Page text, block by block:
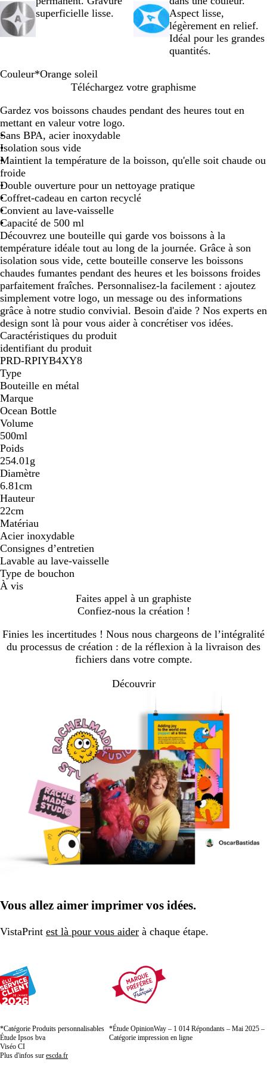
superficielle lisse.
Aspect lisse,
légèrement en relief.
Idéal pour les grandes
quantités.
Couleur*Orange soleil
i
r
e
u
o
c
é
a
n
a
n
g
e
s
o
l
e
i
l
è
s
r
t
b
o
u
t
e
i
l
l
e
i
s
r
o
c
h
e
e
u
c
i
e
l
Téléchargez votre graphisme
Gardez vos boissons chaudes pendant des heures tout en
mettant en valeur votre logo.
Sans BPA, acier inoxydable
Isolation sous vide
Maintient la température de la boisson, qu'elle soit chaude ou
froide
Double ouverture pour un nettoyage pratique
Coffret-cadeau en carton recyclé
Convient au lave-vaisselle
Capacité de 500 ml
Découvrez une bouteille qui garde vos boissons à la
température idéale tout au long de la journée. Grâce à son
isolation sous vide, cette bouteille conserve les boissons
chaudes fumantes pendant des heures et les boissons froides
parfaitement fraîches. Personnalisez-la facilement : ajoutez
simplement votre logo, un message ou des informations
grâce à notre studio convivial. Besoin d'aide ? Nos experts en
design sont là pour vous aider à concrétiser vos idées.
Caractéristiques du produit
identifiant du produit
PRD-RPIYB4XY8
Type
Bouteille en métal
Marque
Ocean Bottle
Volume
500ml
Poids
254.01g
Diamètre
6.81cm
Hauteur
22cm
Matériau
Acier inoxydable
Consignes d’entretien
Lavable au lave-vaisselle
Type de bouchon
À vis
Faites appel à un graphiste
Confiez-nous la création !
Finies les incertitudes ! Nous nous chargeons de l’intégralité
du processus de création : de la réflexion à la livraison des
fichiers dans votre compte.
Découvrir
Vous allez aimer imprimer vos idées.
VistaPrint est là pour vous aider à chaque étape.
*Catégorie Produits personnalisables
Étude Ipsos bva
Viséo CI
Plus d'infos sur escda.fr
*Étude OpinionWay – 1 014 Répondants – Mai 2025 –
Catégorie impression en ligne